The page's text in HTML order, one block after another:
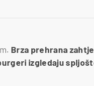
Brza prehrana
izgledaju